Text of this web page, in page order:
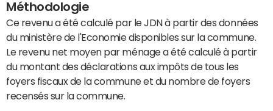
Méthodologie
Ce revenu a été calculé par le JDN à partir des données
du ministère de l'Economie disponibles sur la commune.
Le revenu net moyen par ménage a été calculé à partir
du montant des déclarations aux impôts de tous les
foyers fiscaux de la commune et du nombre de foyers
recensés sur la commune.